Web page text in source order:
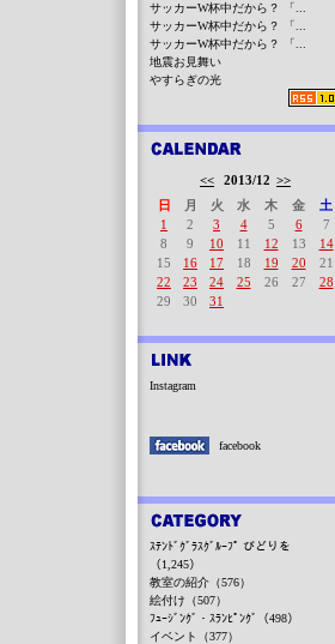
サッカーW杯中だから？ 「...
サッカーW杯中だから？ 「...
サッカーW杯中だから？ 「...
地震お見舞い
やすらぎの光
<< 2013/12 >>
日
月 火 水 木 金
土
1
2 3 4 5 6
7
8
9 10 11 12 13
14
15
16 17 18 19 20
21
22
23 24 25 26 27
28
29
30 31
Instagram
facebook
ｽﾃﾝﾄﾞｸﾞﾗｽｸﾞﾙｰﾌﾟ びどりを
（1,245）
教室の紹介（576）
絵付け（507）
ﾌｭｰｼﾞﾝｸﾞ・ｽﾗﾝﾋﾟﾝｸﾞ（498）
イベント（377）